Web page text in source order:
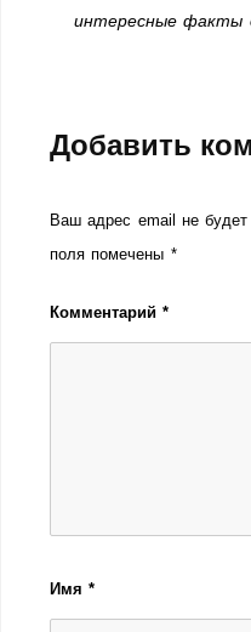
интересные факты
Добавить
Ваш адрес email не будет
поля помечены *
Комментарий*
Имя*